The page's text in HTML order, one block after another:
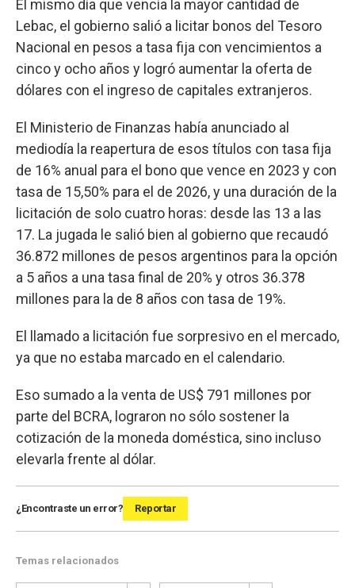
El mismo día que vencía la mayor cantidad de
Lebac, el gobierno salió a licitar bonos del Tesoro
Nacional en pesos a tasa fija con vencimientos a
cinco y ocho años y logró aumentar la oferta de
dólares con el ingreso de capitales extranjeros.
El Ministerio de Finanzas había anunciado al
mediodía la reapertura de esos títulos con tasa fija
de 16% anual para el bono que vence en 2023 y con
tasa de 15,50% para el de 2026, y una duración de la
licitación de solo cuatro horas: desde las 13 a las
17. La jugada le salió bien al gobierno que recaudó
36.872 millones de pesos argentinos para la opción
a 5 años a una tasa final de 20% y otros 36.378
millones para la de 8 años con tasa de 19%.
El llamado a licitación fue sorpresivo en el mercado,
ya que no estaba marcado en el calendario.
Eso sumado a la venta de US$ 791 millones por
parte del BCRA, lograron no sólo sostener la
cotización de la moneda doméstica, sino incluso
elevarla frente al dólar.
¿Encontraste un error? Reportar
Temas relacionados